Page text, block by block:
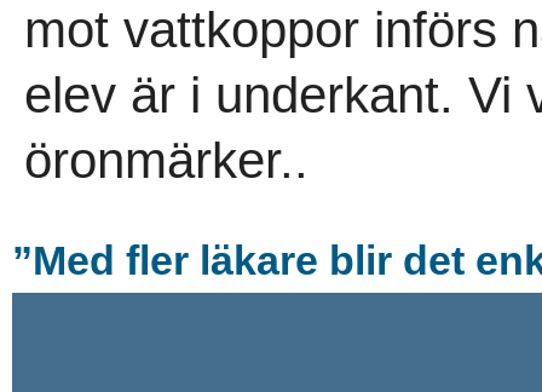
mot vattkoppor införs
elev är i underkant. Vi
öronmärker..
”Med fler läkare blir det